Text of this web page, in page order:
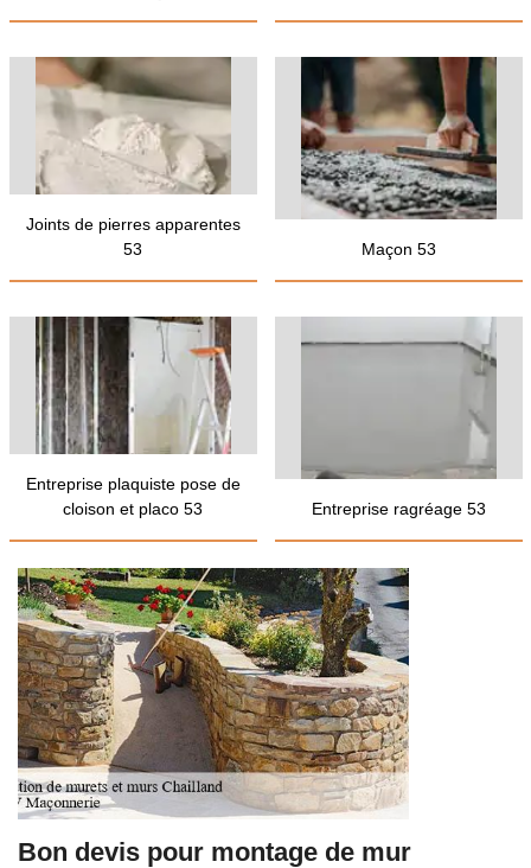
Joints de pierres apparentes
53
Maçon 53
Entreprise plaquiste pose de
cloison et placo 53
Entreprise ragréage 53
Bon devis pour montage de mur